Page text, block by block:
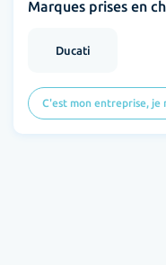
Marques prises en
Ducati
C'est mon entreprise, je